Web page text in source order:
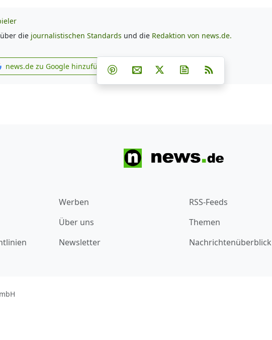
die journalistischen Standards und die Redaktion von news.de.
news.de zu Google hinzufügen
news.de zu Google hinzufügen Teilen auf Facebook
Teilen auf Whatsapp
Teilen auf Telegram
Teilen auf Pinterest
Per E-Mail teilen
Post auf XNewsletter abonnieren
Werben
Über uns
Newsletter
RSS-Feeds
Themen
Nachrichtenüberblick